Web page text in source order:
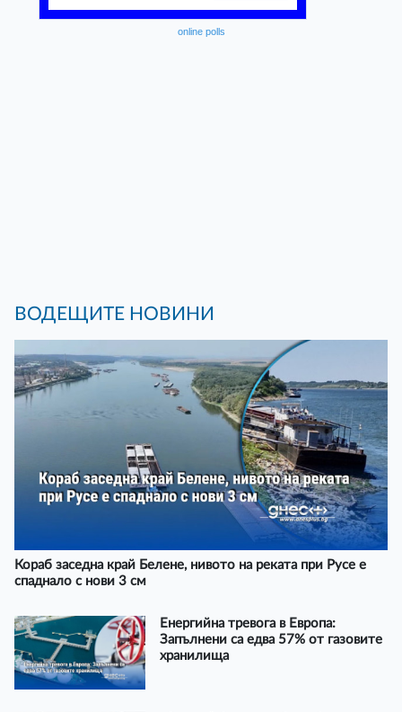
online polls
ВОДЕЩИТЕ НОВИНИ
Кораб заседна край Белене, нивото на реката при Русе е
спаднало с нови 3 см
Енергийна тревога в Европа:
Запълнени са едва 57% от газовите
хранилища